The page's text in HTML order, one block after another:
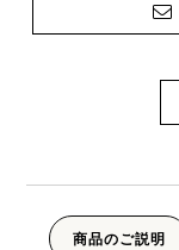
商品のご説明